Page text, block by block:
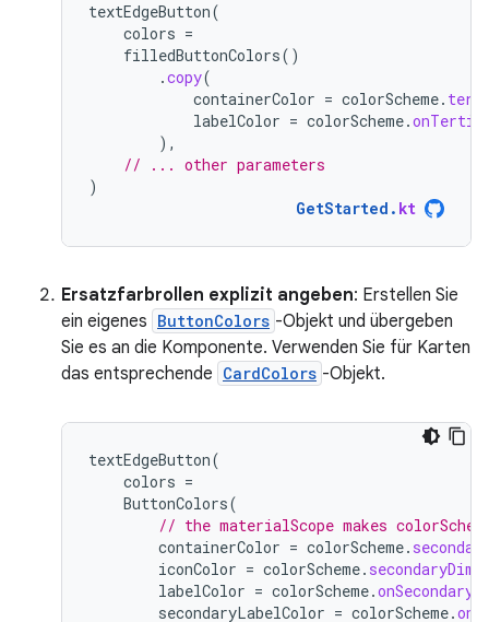
textEdgeButton(
colors =
filledButtonColors()
.copy(
containerColor = colorScheme.
labelColor = colorScheme.
),
// ... other parameters
)
GetStarted . kt
Ersatzfarbrollen explizit angeben: Erstellen Sie
ein eigenes ButtonColors -Objekt und übergeben
Sie es an die Komponente. Verwenden Sie für Karten
das entsprechende CardColors -Objekt.
textEdgeButton(
colors =
ButtonColors(
// the materialScope makes
containerColor = colorScheme.
iconColor = colorScheme. secondaryDim
labelColor = colorScheme.onSecondary
secondaryLabelColor = colorScheme.